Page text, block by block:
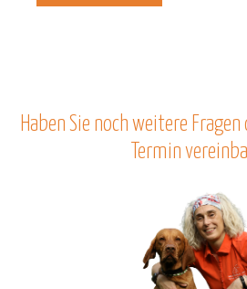
s
Haben Sie noch weitere
Termin